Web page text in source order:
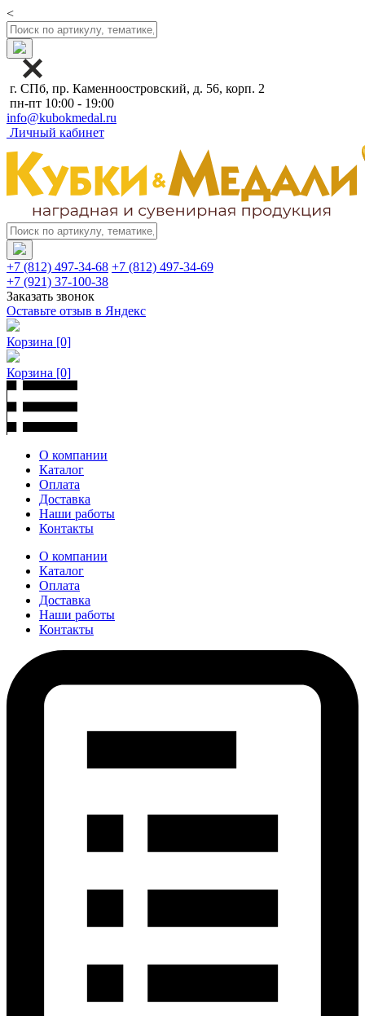
<
г. СПб, пр. Каменноостровский, д. 56, корп. 2
пн-пт 10:00 - 19:00
info@kubokmedal.ru
Личный кабинет
+7 (812) 497-34-68 +7 (812) 497-34-69
+7 (921) 37-100-38
Заказать звонок
Оставьте отзыв в Яндекс
Корзина [0]
Корзина [0]
О компании
Каталог
Оплата
Доставка
Наши работы
Контакты
О компании
Каталог
Оплата
Доставка
Наши работы
Контакты